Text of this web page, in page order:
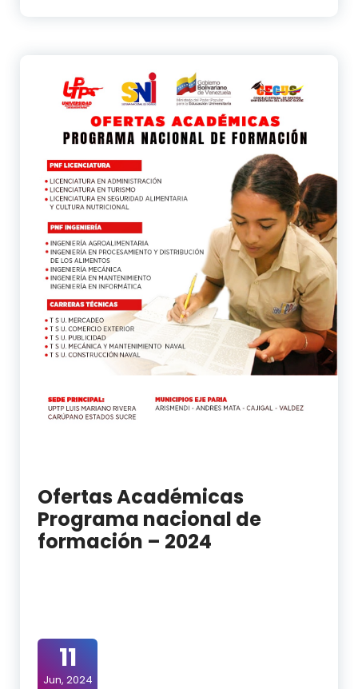
Ofertas Académicas
Programa nacional de
formación – 2024
11
Jun, 2024